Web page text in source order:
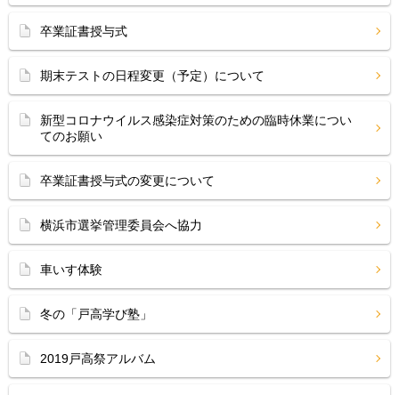
卒業証書授与式
期末テストの日程変更（予定）について
新型コロナウイルス感染症対策のための臨時休業につい
てのお願い
卒業証書授与式の変更について
横浜市選挙管理委員会へ協力
車いす体験
冬の「戸高学び塾」
2019戸高祭アルバム